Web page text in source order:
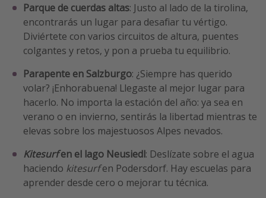
Parque de cuerdas altas: Justo al lado de la tirolina,
encontrarás un lugar para desafiar tu vértigo.
Diviértete con varios circuitos de altura, puentes
colgantes y retos, y pon a prueba tu equilibrio.
Parapente en Salzburgo: ¿Siempre has querido
volar? ¡Enhorabuena! Llegaste al mejor lugar para
hacerlo. No importa la estación del año: ya sea en
verano o en invierno, sentirás la libertad mientras te
elevas sobre los majestuosos Alpes nevados.
Kitesurfen el lago Neusiedl: Deslízate sobre el agua
haciendo kitesurfen Podersdorf. Hay escuelas para
aprender desde cero o mejorar tu técnica.